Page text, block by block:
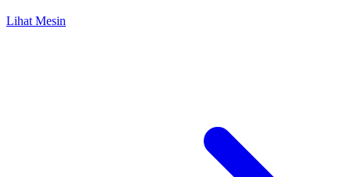
Lihat Mesin